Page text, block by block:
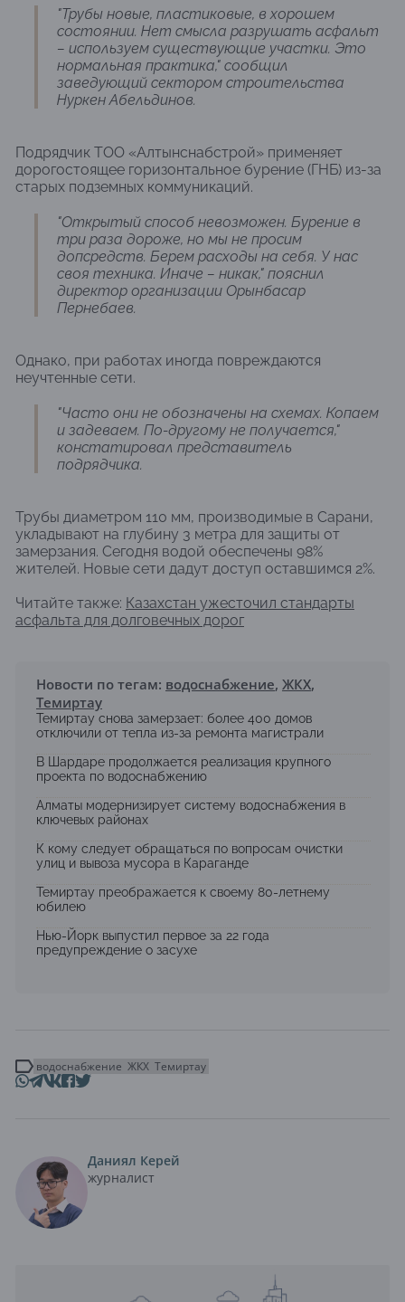
"Трубы новые, пластиковые, в хорошем
состоянии. Нет смысла разрушать асфальт
– используем существующие участки. Это
нормальная практика," сообщил
заведующий сектором строительства
Нуркен Абельдинов.
Подрядчик ТОО «Алтынснабстрой» применяет
дорогостоящее горизонтальное бурение (ГНБ) из-за
старых подземных коммуникаций.
"Открытый способ невозможен. Бурение в
три раза дороже, но мы не просим
допсредств. Берем расходы на себя. У нас
своя техника. Иначе – никак," пояснил
директор организации Орынбасар
Пернебаев.
Однако, при работах иногда повреждаются
неучтенные сети.
"Часто они не обозначены на схемах. Копаем
и задеваем. По-другому не получается,"
констатировал представитель
подрядчика.
Трубы диаметром 110 мм, производимые в Сарани,
укладывают на глубину 3 метра для защиты от
замерзания. Сегодня водой обеспечены 98%
жителей. Новые сети дадут доступ оставшимся 2%.
Читайте также: Казахстан ужесточил стандарты
асфальта для долговечных дорог
Новости по тегам: водоснабжение, ЖКХ,
Темиртау
Темиртау снова замерзает: более 400 домов
отключили от тепла из-за ремонта магистрали
В Шардаре продолжается реализация крупного
проекта по водоснабжению
Алматы модернизирует систему водоснабжения в
ключевых районах
К кому следует обращаться по вопросам очистки
улиц и вывоза мусора в Караганде
Темиртау преображается к своему 80-летнему
юбилею
Нью-Йорк выпустил первое за 22 года
предупреждение о засухе
водоснабжение ЖКХ Темиртау
Даниял Керей
журналист